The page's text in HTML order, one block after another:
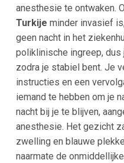
anesthesie te ontwaken.
Turkije minder invasief
geen nacht in het
poliklinische ingreep, dus
zodra je stabiel bent. Je
instructies en een
iemand te hebben om je
nacht bij je te blijven,
anesthesie. Het gezicht
zwelling en blauwe
naarmate de